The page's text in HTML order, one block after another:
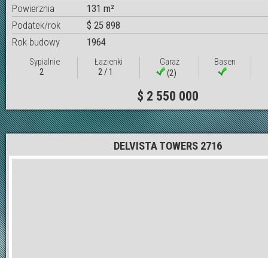
Powierznia
131 m²
Podatek/rok
$ 25 898
Rok budowy
1964
Sypialnie
2
Łazienki
2 / 1
Garaż
(2)
Basen
$ 2 550 000
DELVISTA TOWERS 2716